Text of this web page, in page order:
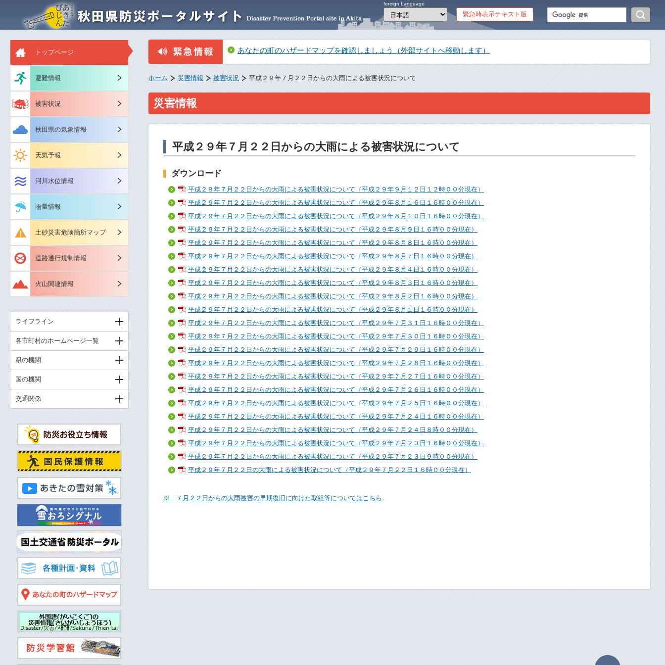
foreign Language
緊急時表示テキスト版
あなたの町のハザードマップを確認しましょう（外部サイトへ移動します）
ホーム 災害情報 被害状況 平成２９年７月２２日からの大雨による被害状況について
災害情報
平成２９年７月２２日からの大雨による被害状況について
ダウンロード
平成２９年７月２２日からの大雨による被害状況について（平成２９年９月１２日１２時００分現在）
平成２９年７月２２日からの大雨による被害状況について（平成２９年８月１６日１６時００分現在）
平成２９年７月２２日からの大雨による被害状況について（平成２９年８月１０日１６時００分現在）
平成２９年７月２２日からの大雨による被害状況について（平成２９年８月９日１６時００分現在）
平成２９年７月２２日からの大雨による被害状況について（平成２９年８月８日１６時００分現在）
平成２９年７月２２日からの大雨による被害状況について（平成２９年８月７日１６時００分現在）
平成２９年７月２２日からの大雨による被害状況について（平成２９年８月４日１６時００分現在）
平成２９年７月２２日からの大雨による被害状況について（平成２９年８月３日１６時００分現在）
平成２９年７月２２日からの大雨による被害状況について（平成２９年８月２日１６時００分現在）
平成２９年７月２２日からの大雨による被害状況について（平成２９年８月１日１６時００分現在）
平成２９年７月２２日からの大雨による被害状況について（平成２９年７月３１日１６時００分現在）
平成２９年７月２２日からの大雨による被害状況について（平成２９年７月３０日１６時００分現在）
平成２９年７月２２日からの大雨による被害状況について（平成２９年７月２９日１６時００分現在）
平成２９年７月２２日からの大雨による被害状況について（平成２９年７月２８日１６時００分現在）
平成２９年７月２２日からの大雨による被害状況について（平成２９年７月２７日１６時００分現在）
平成２９年７月２２日からの大雨による被害状況について（平成２９年７月２６日１６時００分現在）
平成２９年７月２２日からの大雨による被害状況について（平成２９年７月２５日１６時００分現在）
平成２９年７月２２日からの大雨による被害状況について（平成２９年７月２４日１６時００分現在）
平成２９年７月２２日からの大雨による被害状況について（平成２９年７月２４日８時００分現在）
平成２９年７月２２日からの大雨による被害状況について（平成２９年７月２３日１６時００分現在）
平成２９年７月２２日からの大雨による被害状況について（平成２９年７月２３日９時００分現在）
平成２９年７月２２日の大雨による被害状況について（平成２９年７月２２日１６時００分現在）
※ ７月２２日からの大雨被害の早期復旧に向けた取組等についてはこちら
トップページ
避難情報
被害状況
秋田県の気象情報
天気予報
河川水位情報
雨量情報
土砂災害危険箇所マップ
道路通行規制情報
火山関連情報
ライフライン
各市町村のホームページ一覧
県の機関
国の機関
交通関係